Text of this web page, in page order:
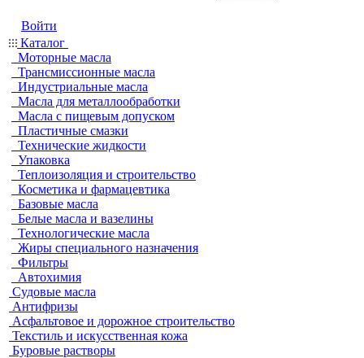
Войти
Каталог
Моторные масла
Трансмиссионные масла
Индустриальные масла
Масла для металлообработки
Масла с пищевым допуском
Пластичные смазки
Технические жидкости
Упаковка
Теплоизоляция и строительство
Косметика и фармацевтика
Базовые масла
Белые масла и вазелины
Технологические масла
Жиры специального назначения
Фильтры
Автохимия
Судовые масла
Антифризы
Асфальтовое и дорожное строительство
Текстиль и искусственная кожа
Буровые растворы